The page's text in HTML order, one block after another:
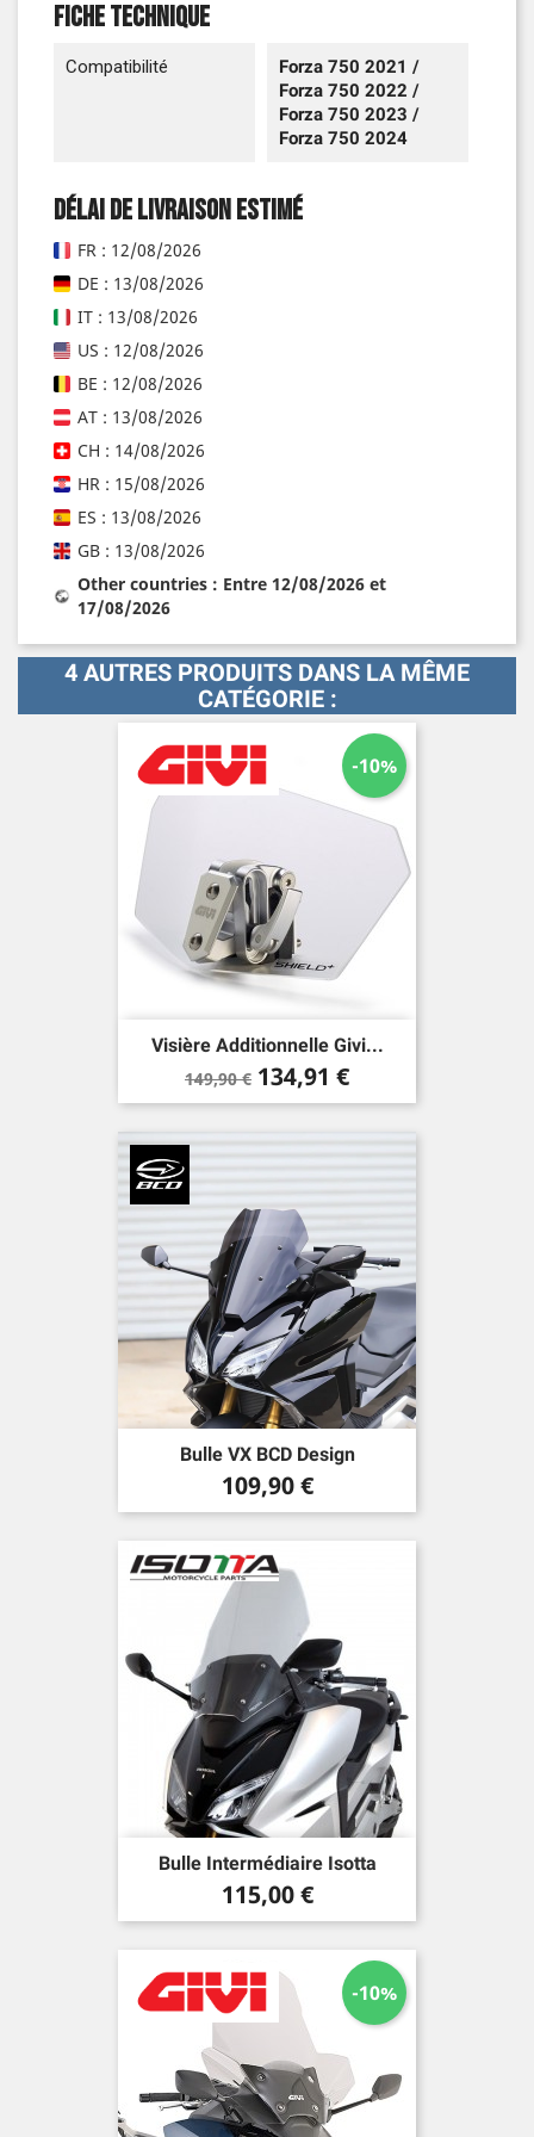
Fiche technique
Compatibilité
Forza 750 2021 /
Forza 750 2022 /
Forza 750 2023 /
Forza 750 2024
Délai de livraison estimé
FR : 12/08/2026
DE : 13/08/2026
IT : 13/08/2026
US : 12/08/2026
BE : 12/08/2026
AT : 13/08/2026
CH : 14/08/2026
HR : 15/08/2026
ES : 13/08/2026
GB : 13/08/2026
Other countries : Entre 12/08/2026 et
17/08/2026
4 AUTRES PRODUITS DANS LA MÊME
CATÉGORIE :
Visière Additionnelle Givi...
Prix
de
149,90 € Prix
134,91 €
-10%
Bulle VX BCD Design
Prix
109,90 €
Bulle Intermédiaire Isotta
Prix
115,00 €
-10%